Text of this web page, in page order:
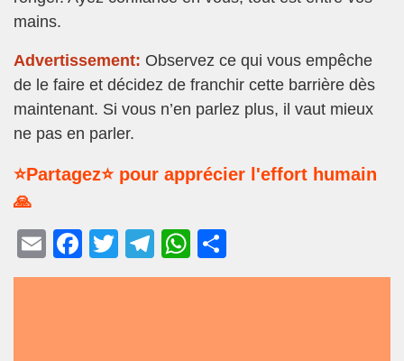
mains.
Advertissement: Observez ce qui vous empêche
de le faire et décidez de franchir cette barrière dès
maintenant. Si vous n’en parlez plus, il vaut mieux
ne pas en parler.
⭐Partagez⭐ pour apprécier l'effort humain
🙏
E
m
F
a
T
wi
T
el
W
h
ar